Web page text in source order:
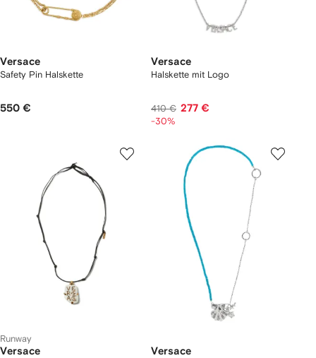
Versace
Safety Pin Halskette
550 €
Versace
Halskette mit Logo
410 € 277 €
-30%
Runway
Versace Versace